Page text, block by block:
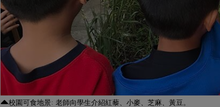
校園可食地景: 老師向學生介紹紅藜、小麥、芝麻、黃豆。